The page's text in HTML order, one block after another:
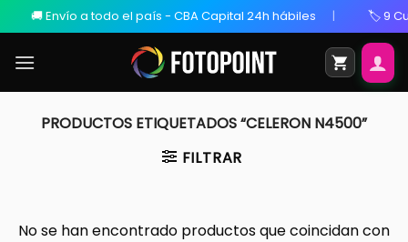
🚚 Envío a todo el país - CBA Capital 24h hábiles 🏷️ 9
PRODUCTOS ETIQUETADOS “CELERON N4500”
FILTRAR
No se han encontrado productos que coincidan con